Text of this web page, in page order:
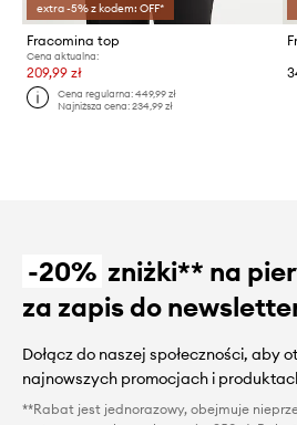
extra -5% z kodem: OFF*
Fracomina top
Cena aktualna:
209,99 zł
Cena regularna:449,99 zł
Najniższa cena:234,99 zł
-20% zniżki** na
za zapis do
Dołącz do naszej społeczności, aby
najnowszych promocjach i
**Rabat jest jednorazowy, obejmuje